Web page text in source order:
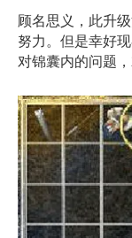
顾名思义，此升
努力。但是幸好
对锦囊内的问题